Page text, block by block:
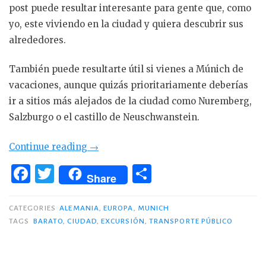
post puede resultar interesante para gente que, como
yo, este viviendo en la ciudad y quiera descubrir sus
alrededores.
También puede resultarte útil si vienes a Múnich de
vacaciones, aunque quizás prioritariamente deberías
ir a sitios más alejados de la ciudad como Nuremberg,
Salzburgo o el castillo de Neuschwanstein.
Continue reading «Excursiones
de
en
transporte
→
F
c
e
T
w
it
te
Share
m
p
CATEGORIES ALEMANIA ,EUROPA
MUNICH
TAGS
BARATO ,CIUDAD ,EXCURSIÓN TRANSPORTE PÚBLICO